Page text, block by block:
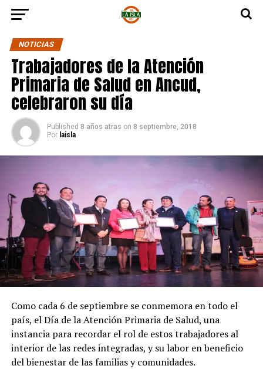
NOTICIAS
Trabajadores de la Atención
Primaria de Salud en Ancud,
celebraron su día
Published 8 años atras on 8 septiembre, 2018
Por laisla
Como cada 6 de septiembre se conmemora en todo el
país, el Día de la Atención Primaria de Salud, una
instancia para recordar el rol de estos trabajadores al
interior de las redes integradas, y su labor en beneficio
del bienestar de las familias y comunidades.